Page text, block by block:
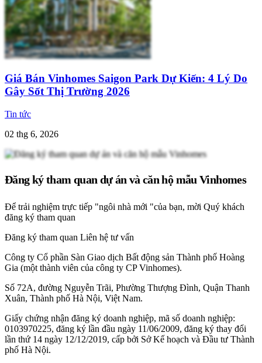
Giá Bán Vinhomes Saigon Park Dự Kiến: 4 Lý Do
Gây Sốt Thị Trường 2026
Tin tức
02 thg 6, 2026
Đăng ký tham quan dự án và căn hộ mẫu Vinhomes
Để trải nghiệm trực tiếp "ngôi nhà mới "của bạn, mời Quý khách
đăng ký tham quan
Đăng ký tham quan Liên hệ tư vấn
Công ty Cổ phần Sàn Giao dịch Bất động sản Thành phố Hoàng
Gia (một thành viên của công ty CP Vinhomes).
Số 72A, đường Nguyễn Trãi, Phường Thượng Đình, Quận Thanh
Xuân, Thành phố Hà Nội, Việt Nam.
Giấy chứng nhận đăng ký doanh nghiệp, mã số doanh nghiệp:
0103970225, đăng ký lần đầu ngày 11/06/2009, đăng ký thay đổi
lần thứ 14 ngày 12/12/2019, cấp bởi Sở Kế hoạch và Đầu tư Thành
phố Hà Nội.